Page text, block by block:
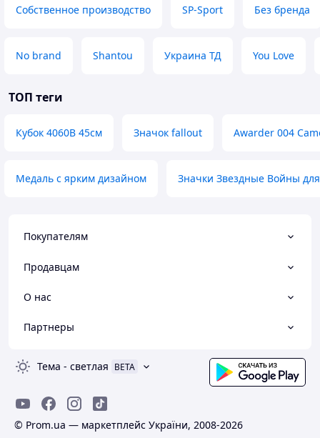
Собственное производство SP-Sport Без бренда
No brand Shantou Украина ТД You Love
ТОП теги
Кубок 4060В 45см Значок fallout Awarder 004
Медаль с ярким дизайном Значки Звездные Войны
Покупателям
Продавцам
О нас
Партнеры
Тема - светлая BETA
© Prom.ua — маркетплейс України, 2008-2026